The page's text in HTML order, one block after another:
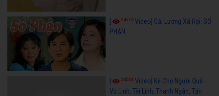
34576 Video] Cải Lương Xã Hội: SỐ
PHẬN
24584 Video] Kẻ Chợ Người Quê -
Vũ Linh, Tài Linh, Thanh Ngân, Tấn